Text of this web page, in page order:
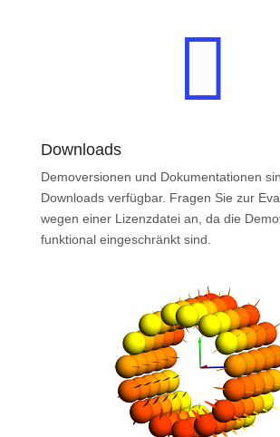

Downloads
Demoversionen und Dokumentationen
Downloads verfügbar. Fragen Sie zur
wegen einer Lizenzdatei an, da die
funktional eingeschränkt sind.